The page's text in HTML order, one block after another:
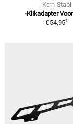
Kern-Stabi
-Klikadapter
€ 54,951